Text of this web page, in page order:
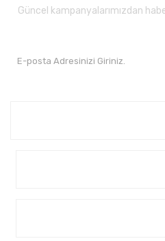
Güncel kampanyalarımızdan